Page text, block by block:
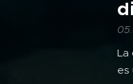
La
es